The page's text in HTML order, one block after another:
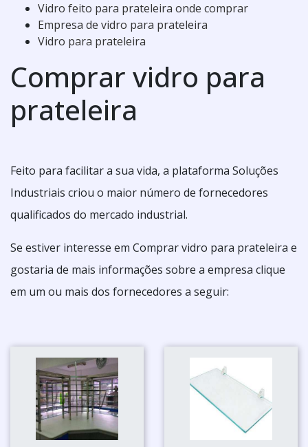
Vidro feito para prateleira onde comprar
Empresa de vidro para prateleira
Vidro para prateleira
Comprar vidro para
prateleira
Feito para facilitar a sua vida, a plataforma Soluções
Industriais criou o maior número de fornecedores
qualificados do mercado industrial.
Se estiver interesse em Comprar vidro para prateleira e
gostaria de mais informações sobre a empresa clique
em um ou mais dos fornecedores a seguir: